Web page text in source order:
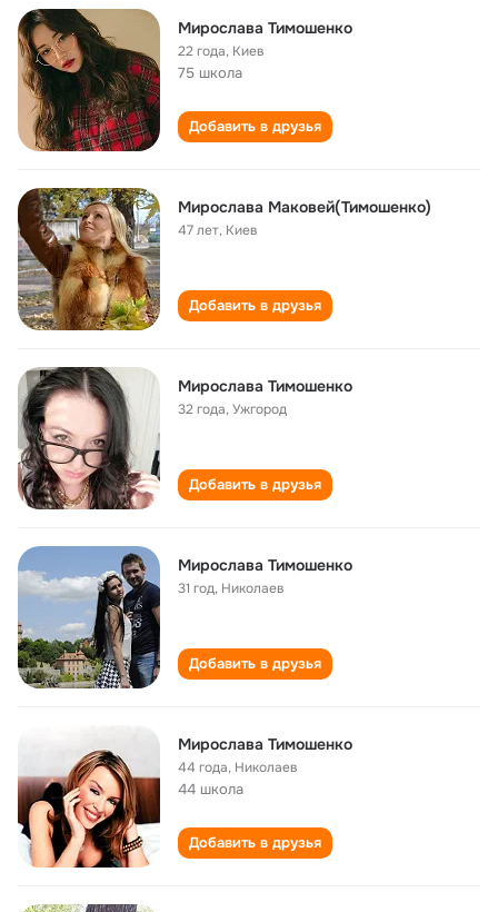
Мирослава Тимошенко
22 года, Киев
75 школа
Добавить в друзья
Мирослава Маковей(Тимошенко)
47 лет, Киев
Добавить в друзья
Мирослава Тимошенко
32 года,Ужгород
Добавить в друзья
Мирослава Тимошенко
31 год, Николаев
Добавить в друзья
Мирослава Тимошенко
44 года, Николаев
44 школа
Добавить в друзья